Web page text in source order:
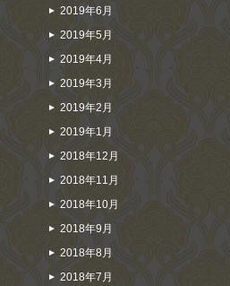
2019年6月
2019年5月
2019年4月
2019年3月
2019年2月
2019年1月
2018年12月
2018年11月
2018年10月
2018年9月
2018年8月
2018年7月